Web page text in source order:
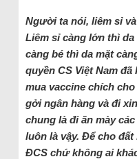
Người ta nói, liêm sỉ
Liêm sỉ càng lớn thì
càng bé thì da mặt
quyền CS Việt Nam
mua vaccine chích
gởi ngân hàng và đi
chung là đi ăn mày
luôn là vậy. Để cho
ĐCS chứ không ai